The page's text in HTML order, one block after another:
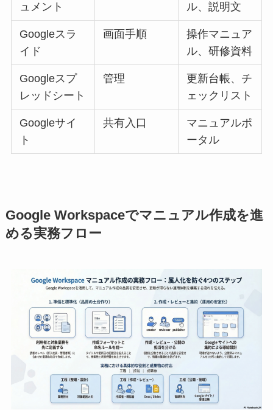
ュメント
ル、説明文
Googleスラ
イド
画面手順
操作マニュア
ル、研修資料
Googleスプ
レッドシート
管理
更新台帳、チ
ェックリスト
Googleサイ
ト
共有入口
マニュアルポ
ータル
Google Workspaceでマニュアル作成を進
める実務フロー